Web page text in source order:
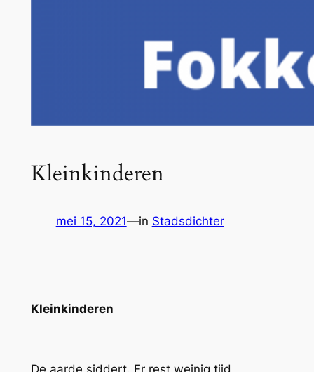
Kleinkinderen
mei 15, 2021—in Stadsdichter
Kleinkinderen
De aarde siddert. Er rest weinig tijd